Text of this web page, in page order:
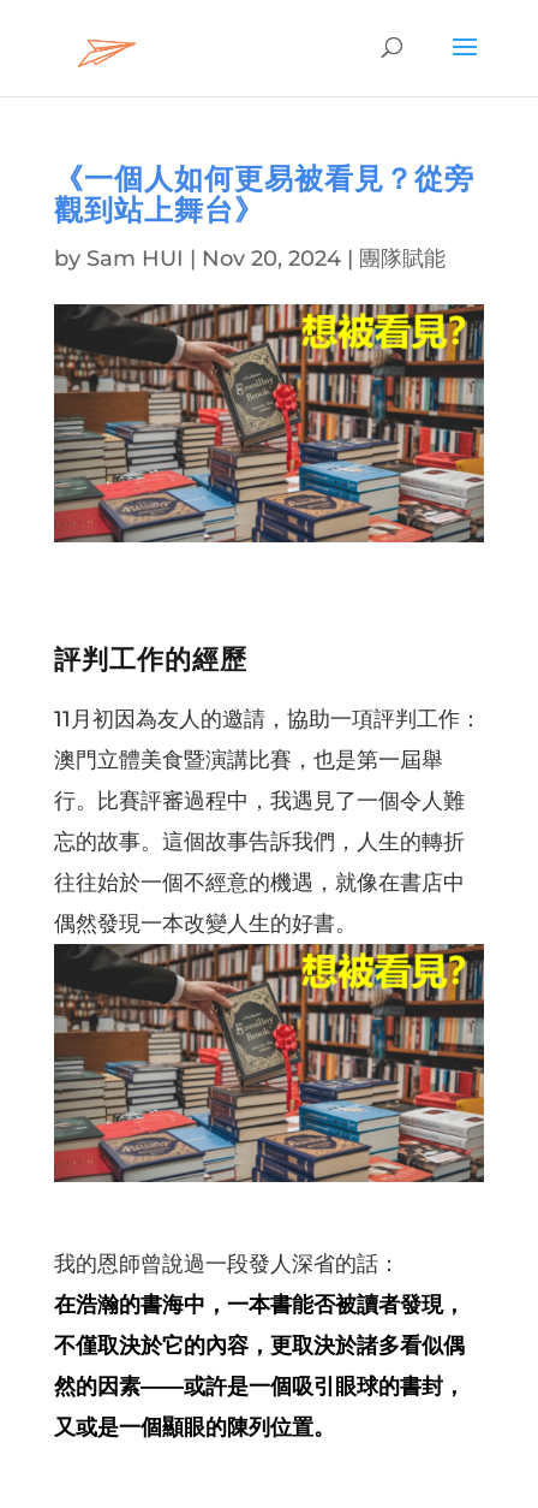
《一個人如何更易被看見？從旁
觀到站上舞台》
by Sam HUI | Nov 20, 2024| 團隊賦能
評判工作的經歷
11月初因為友人的邀請，協助一項評判工作：
澳門立體美食暨演講比賽，也是第一屆舉
行。比賽評審過程中，我遇見了一個令人難
忘的故事。這個故事告訴我們，人生的轉折
往往始於一個不經意的機遇，就像在書店中
偶然發現一本改變人生的好書。
我的恩師曾說過一段發人深省的話：
在浩瀚的書海中，一本書能否被讀者發現，
不僅取決於它的內容，更取決於諸多看似偶
然的因素——或許是一個吸引眼球的書封，
又或是一個顯眼的陳列位置。